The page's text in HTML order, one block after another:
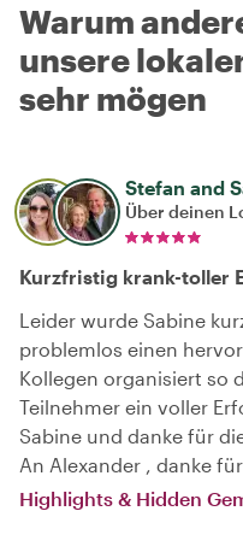
Warum
unsere
sehr mögen
Stefan and
Über deinen
Kurzfristig krank-toller
Leider wurde Sabine
problemlos einen
Kollegen organisiert so
Teilnehmer ein voller
Sabine und danke für
An Alexander , danke
Highlights & Hidden